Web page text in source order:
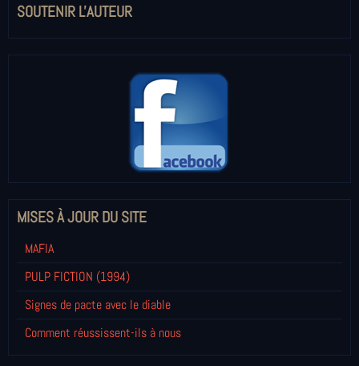
SOUTENIR L'AUTEUR
MISES À JOUR DU SITE
MAFIA
PULP FICTION (1994)
Signes de pacte avec le diable
Comment réussissent-ils à nous